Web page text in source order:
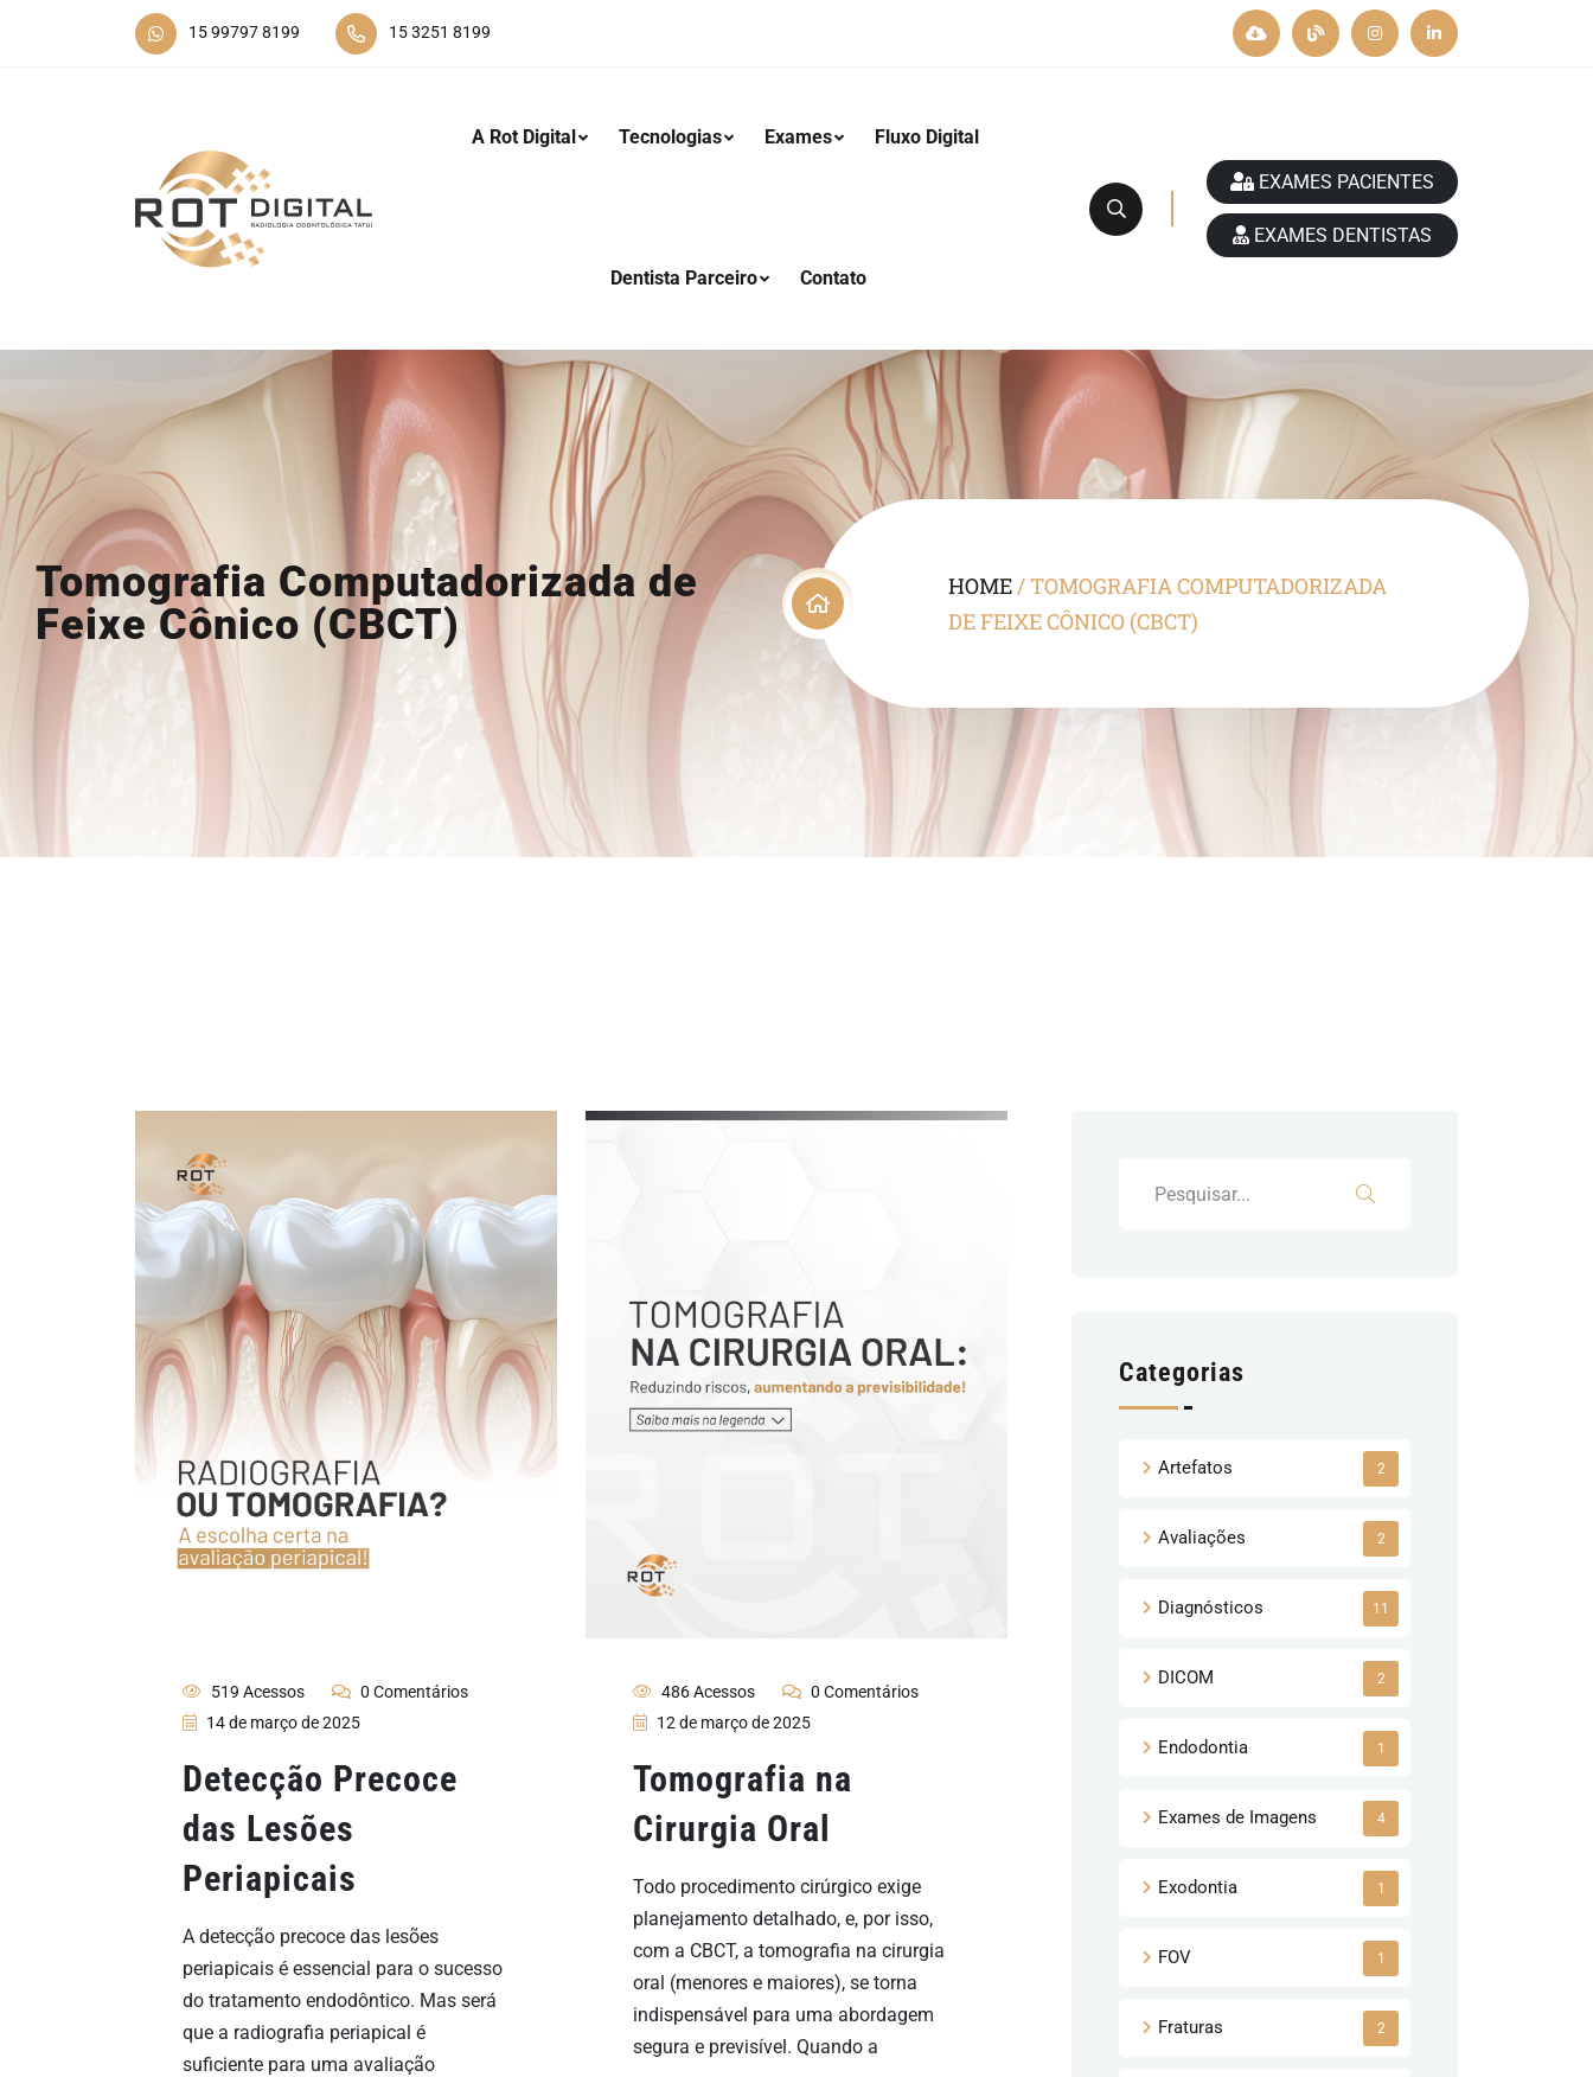
15 99797 8199 15 3251 8199
A Rot Digital Tecnologias Exames Fluxo Digital
Dentista Parceiro Contato
EXAMES PACIENTES
EXAMES DENTISTAS
Tomografia Computadorizada de
Feixe Cônico (CBCT)
HOME/TOMOGRAFIA COMPUTADORIZADA
DE FEIXE CÔNICO (CBCT)
519 Acessos
0 Comentários
14 de março de 2025
Detecção Precoce
das Lesões
Periapicais
A detecção precoce das lesões
periapicais é essencial para o sucesso
do tratamento endodôntico. Mas será
que a radiografia periapical é
suficiente para uma avaliação
486 Acessos
0 Comentários
12 de março de 2025
Tomografia na
Cirurgia Oral
Todo procedimento cirúrgico exige
planejamento detalhado, e, por isso,
com a CBCT, a tomografia na cirurgia
oral (menores e maiores), se torna
indispensável para uma abordagem
segura e previsível. Quando a
Categorias
Artefatos 2
Avaliações 2
Diagnósticos 11
DICOM 2
Endodontia 1
Exames de Imagens 4
Exodontia 1
FOV 1
Fraturas 2